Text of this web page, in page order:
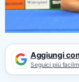
Aggiungi
Seguici più